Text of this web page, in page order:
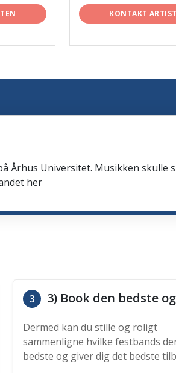
KONTAKT
Århus Universitet. Musikken skulle
her
3 3) Book den bedste og
Dermed kan du stille og roligt
sammenligne hvilke festbands
bedste og giver dig det bedste